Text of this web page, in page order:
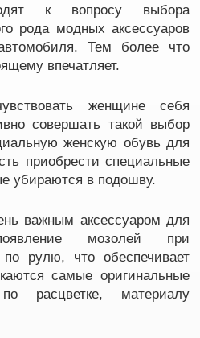
к вопросу выбора
рода модных аксессуаров
Тем более что
впечатляет.
женщине себя
совершать такой выбор
женскую обувь для
приобрести специальные
убираются в подошву.
важным аксессуаром для
мозолей при
рулю, что обеспечивает
самые оригинальные
расцветке, материалу